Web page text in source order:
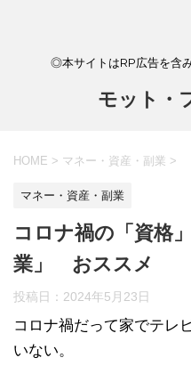
◎本サイトはRP広告を
モット・
HOME > マネー・資産・副業 >
マネー・資産・副業
コロナ禍の「資格
業」 おススメ
投稿日： 2024年5月23日
コロナ禍だって家でテレ
いない。